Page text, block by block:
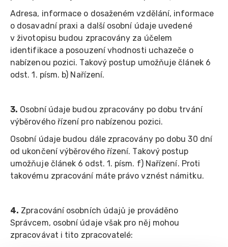
Adresa, informace o dosaženém vzdělání, informace
o dosavadní praxi a další osobní údaje uvedené
v životopisu budou zpracovány za účelem
identifikace a posouzení vhodnosti uchazeče o
nabízenou pozici. Takový postup umožňuje článek 6
odst. 1. písm. b) Nařízení.
3. Osobní údaje budou zpracovány po dobu trvání
výběrového řízení pro nabízenou pozici.
Osobní údaje budou dále zpracovány po dobu 30 dní
od ukončení výběrového řízení. Takový postup
umožňuje článek 6 odst. 1. písm. f) Nařízení. Proti
takovému zpracování máte právo vznést námitku.
4. Zpracování osobních údajů je prováděno
Správcem, osobní údaje však pro něj mohou
zpracovávat i tito zpracovatelé: